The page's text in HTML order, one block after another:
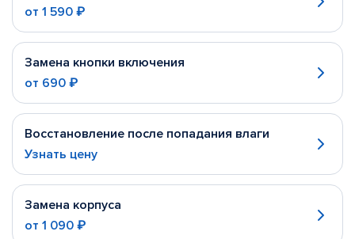
от 1 590 ₽
Замена кнопки включения
от 690 ₽
Восстановление после попадания влаги
Узнать цену
Замена корпуса
от 1 090 ₽